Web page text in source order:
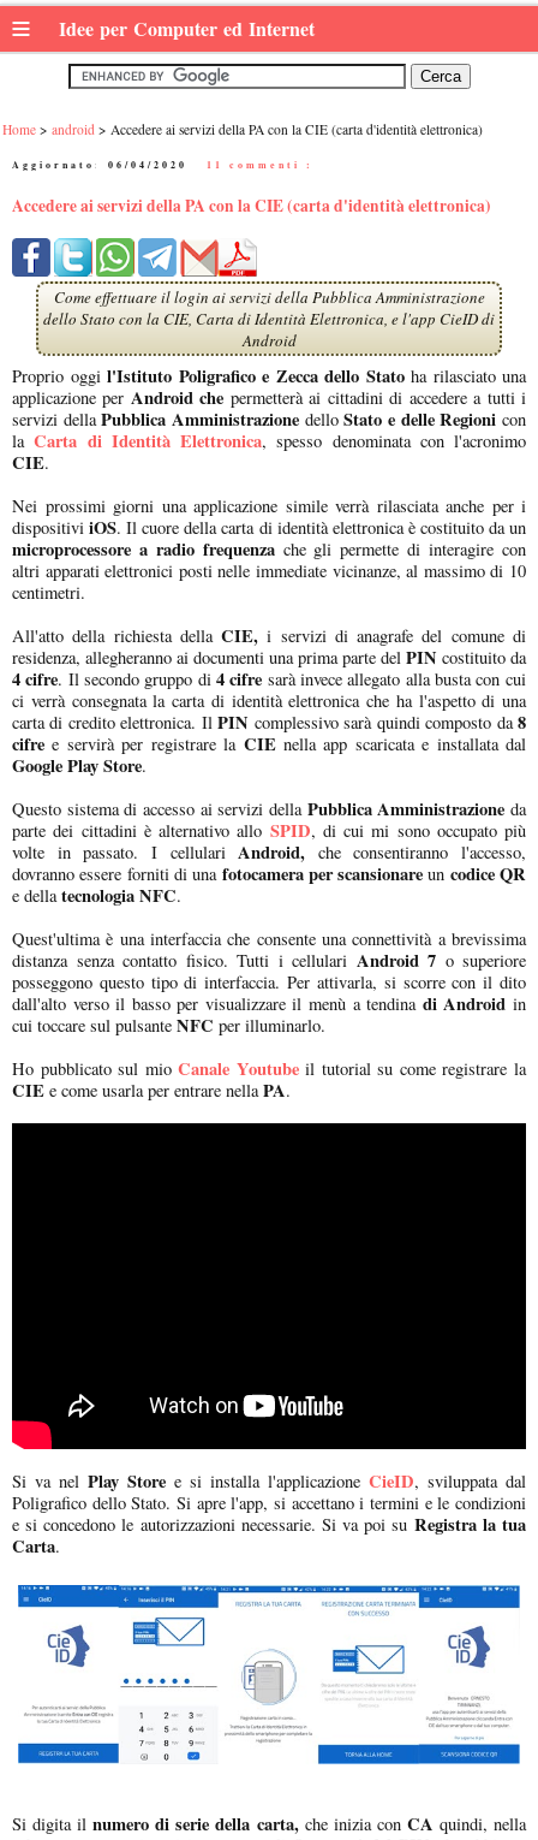
≡ Idee per Computer ed Internet
Home android Accedere ai servizi della PA con la CIE (carta d'identità elettronica)
Aggiornato: 06/04/2020 11 commenti :
Accedere ai servizi della PA con la CIE (carta d'identità elettronica)
Come effettuare il login ai servizi della Pubblica Amministrazione
dello Stato con la CIE, Carta di Identità Elettronica, e l'app CieID di
Android
Proprio oggi l'Istituto Poligrafico e Zecca dello Statoha rilasciato una
applicazione per Android che permetterà ai cittadini di accedere a tutti i
servizi dellaPubblica Amministrazione delloStato e delle Regioni con
la Carta di Identità Elettronica, spesso denominata con l'acronimo
CIE.
Nei prossimi giorni una applicazione simile verrà rilasciata anche per i
dispositivi iOS. Il cuore della carta di identità elettronica è costituito da un
microprocessore a radio frequenza che gli permette di interagire con
altri apparati elettronici posti nelle immediate vicinanze, al massimo di 10
centimetri.
All'atto della richiesta dellaCIE, i servizi di anagrafe del comune di
residenza, allegheranno ai documenti una prima parte del PIN costituito da
4 cifre. Il secondo gruppo di4 cifre sarà invece allegato alla busta con cui
ci verrà consegnata la carta di identità elettronica che ha l'aspetto di una
carta di credito elettronica. IlPIN complessivo sarà quindi composto da8
cifre e servirà per registrare la CIEnella app scaricata e installata dal
Google Play Store.
Questo sistema di accesso ai servizi dellaPubblica Amministrazione da
parte dei cittadini è alternativo allo SPID, di cui mi sono occupato più
volte in passato. I cellulariAndroid, che consentiranno l'accesso,
dovranno essere forniti di una fotocamera per scansionare un codice QR
e dellatecnologia NFC.
Quest'ultima è una interfaccia che consente una connettività a brevissima
distanza senza contatto fisico. Tutti i cellulari Android 7 o superiore
posseggono questo tipo di interfaccia. Per attivarla, si scorre con il dito
dall'alto verso il basso per visualizzare il menù a tendina di Android in
cui toccare sul pulsante NFC per illuminarlo.
Ho pubblicato sul mio Canale Youtubeil tutorial su come registrare la
CIE e come usarla per entrare nellaPA.
Si va nel Play Store e si installa l'applicazione CieID, sviluppata dal
Poligrafico dello Stato. Si apre l'app, si accettano i termini e le condizioni
e si concedono le autorizzazioni necessarie. Si va poi su Registra la tua
Carta.
Si digita ilnumero di serie della carta,che inizia con CA quindi, nella